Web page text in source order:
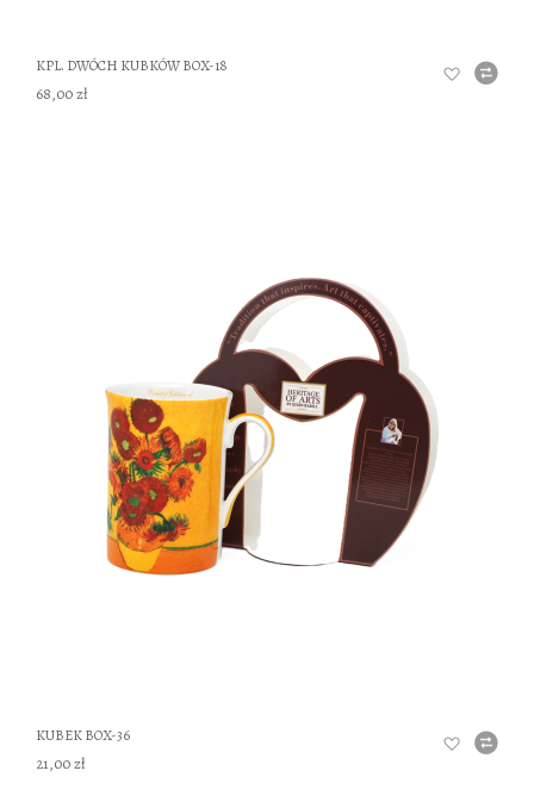
KPL. DWÓCH KUBKÓW BOX-18
68,00 zł
KUBEK BOX-36
21,00 zł